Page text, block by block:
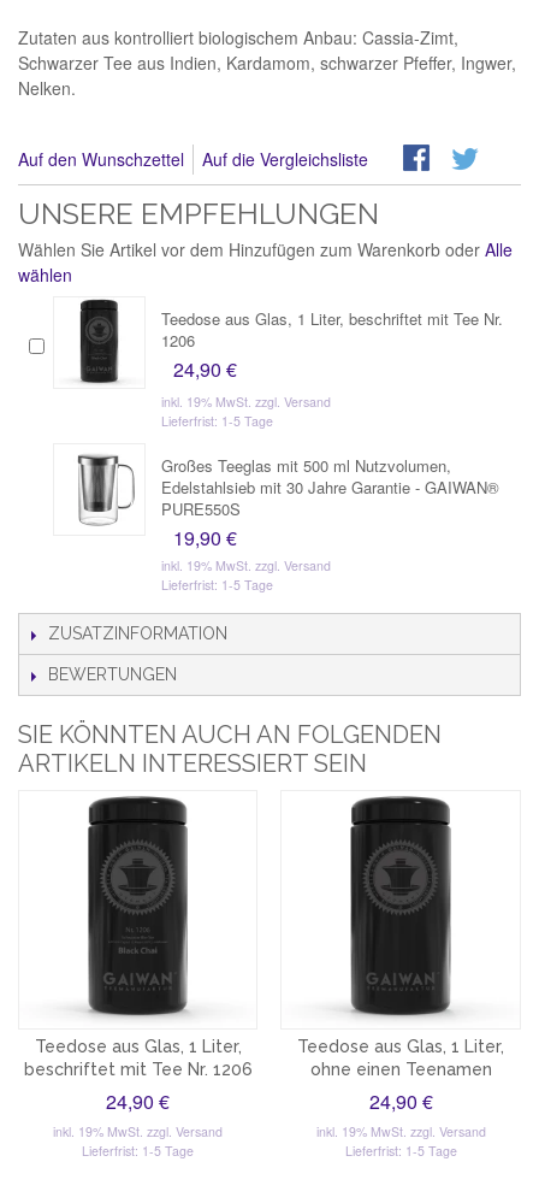
Zutaten aus kontrolliert biologischem Anbau: Cassia-Zimt,
Schwarzer Tee aus Indien, Kardamom, schwarzer Pfeffer, Ingwer,
Nelken.
Auf den Wunschzettel Auf die Vergleichsliste
UNSERE EMPFEHLUNGEN
Wählen Sie Artikel vor dem Hinzufügen zum Warenkorb oder Alle
wählen
Teedose aus Glas, 1 Liter, beschriftet mit Tee Nr.
1206
24,90 €
inkl. 19% MwSt. zzgl. Versand
Lieferfrist: 1-5 Tage
Großes Teeglas mit 500 ml Nutzvolumen,
Edelstahlsieb mit 30 Jahre Garantie - GAIWAN®
PURE550S
19,90 €
inkl. 19% MwSt. zzgl. Versand
Lieferfrist: 1-5 Tage
ZUSATZINFORMATION
BEWERTUNGEN
SIE KÖNNTEN AUCH AN FOLGENDEN
ARTIKELN INTERESSIERT SEIN
Teedose aus Glas, 1 Liter,
beschriftet mit Tee Nr. 1206
24,90 €
inkl. 19% MwSt.zzgl. Versand
Lieferfrist: 1-5 Tage
Teedose aus Glas, 1 Liter,
ohne einen Teenamen
24,90 €
inkl. 19% MwSt. zzgl. Versand
Lieferfrist: 1-5 Tage